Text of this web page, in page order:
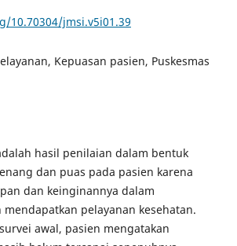
10.70304/jmsi.v5i01.39
Kepuasan pasien, Puskesmas
hasil penilaian dalam bentuk
dan puas pada pasien karena
dan keinginannya dalam
pelayanan kesehatan.
awal, pasien mengatakan